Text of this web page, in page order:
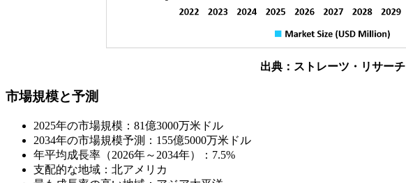
出典：ストレーツ・リサーチ
市場規模と予測
2025年の市場規模：81億3000万米ドル
2034年の市場規模予測：155億5000万米ドル
年平均成長率（2026年～2034年）：7.5%
支配的な地域：北アメリカ